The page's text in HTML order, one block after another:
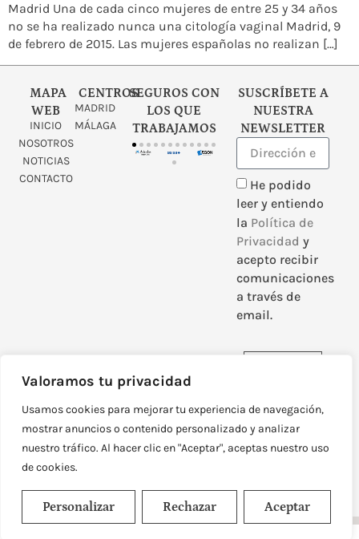
Valoramos tu privacidad
Usamos cookies para mejorar tu experiencia de navegación,
mostrar anuncios o contenido personalizado y analizar
nuestro tráfico. Al hacer clic en "Aceptar", aceptas nuestro uso
de cookies.
Personalizar Rechazar Aceptar
Madrid Una de cada cinco mujeres de entre 25 y 34 años
no se ha realizado nunca una citología vaginal Madrid, 9
de febrero de 2015. Las mujeres españolas no realizan […]
MAPA
WEB
INICIO
NOSOTROS
NOTICIAS
CONTACTO
CENTROS
MADRID
MÁLAGA
SEGUROS CON
LOS QUE
TRABAJAMOS
SUSCRÍBETE A
NUESTRA
NEWSLETTER
He podido
leer y entiendo
la Política de
Privacidad y
acepto recibir
comunicaciones
a través de
email.
© TODOS LOS DERECHOS RESERVADOS
AVISO LEGAL